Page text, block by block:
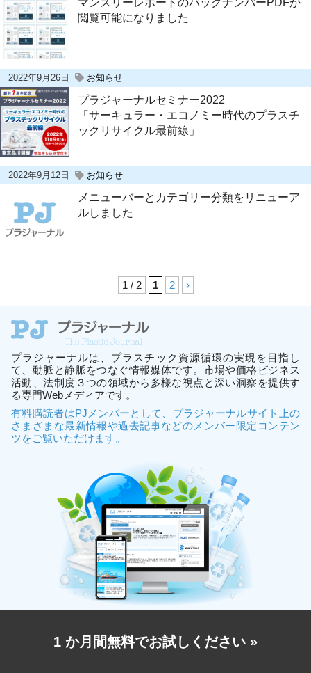
マンスリーレポートのバックナンバーPDFが
閲覧可能になりました
2022年9月26日 お知らせ
プラジャーナルセミナー2022
「サーキュラー・エコノミー時代のプラスチ
ックリサイクル最前線」
2022年9月12日 お知らせ
メニューバーとカテゴリー分類をリニューア
ルしました
1 / 2 1 2 ›
プラジャーナルは、プラスチック資源循環の実現を目指し
て、動脈と静脈をつなぐ情報媒体です。市場や価格ビジネス
活動、法制度３つの領域から多様な視点と深い洞察を提供す
る専門Webメディアです。
有料購読者はPJメンバーとして、プラジャーナルサイト上の
さまざまな最新情報や過去記事などのメンバー限定コンテン
ツをご覧いただけます。
1 か月間無料でお試しください »